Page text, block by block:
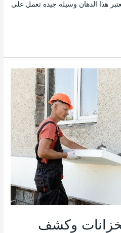
هذا الدهان وسيله جيده تعمل على
وكشف